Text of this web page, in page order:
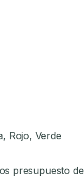
Rojo, Verde
presupuesto de